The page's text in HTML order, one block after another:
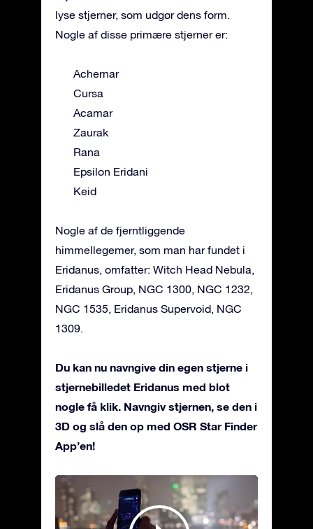
lyse stjerner, som udgør dens form.
Nogle af disse primære stjerner er:
Achernar
Cursa
Acamar
Zaurak
Rana
Epsilon Eridani
Keid
Nogle af de fjerntliggende
himmellegemer, som man har fundet i
Eridanus, omfatter: Witch Head Nebula,
Eridanus Group, NGC 1300, NGC 1232,
NGC 1535, Eridanus Supervoid, NGC
1309.
Du kan nu navngive din egen stjerne i
stjernebilledet Eridanus med blot
nogle få klik. Navngiv stjernen, se den i
3D og slå den op med OSR Star Finder
App’en!